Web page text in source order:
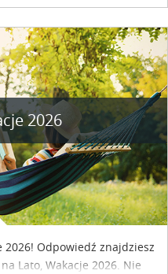
2026
Odpowiedź znajdziesz
Lato, Wakacje 2026. Nie